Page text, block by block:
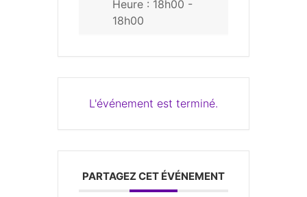
Heure : 18h00 -
18h00
L'événement est terminé.
PARTAGEZ CET ÉVÉNEMENT